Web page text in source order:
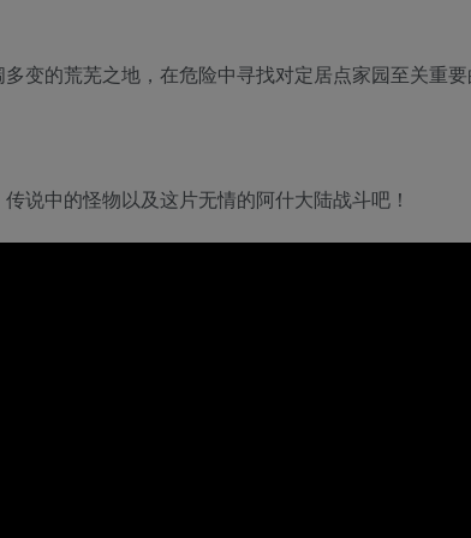
变的荒芜之地，在危险中寻找对定居点家园至关重
说中的怪物以及这片无情的阿什大陆战斗吧！